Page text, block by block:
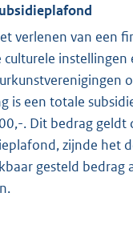
verlenen van een
culturele instellingen
is een totale
. Dit bedrag geldt
zijnde het
gesteld bedrag